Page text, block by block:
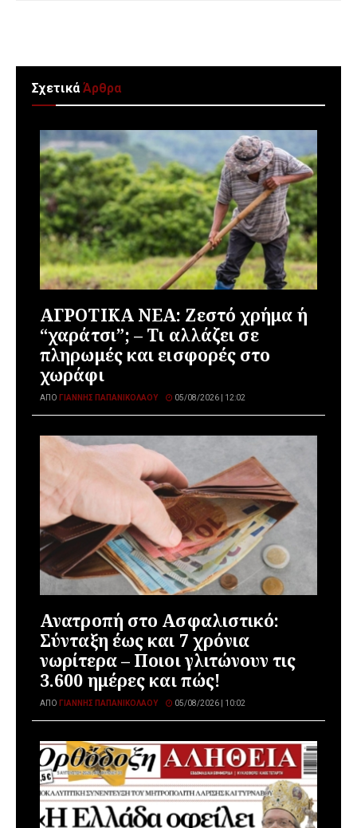
ΣχετικάΆρθρα
ΑΓΡΟΤΙΚΑ ΝΕΑ: Ζεστό χρήμα ή
“χαράτσι”; – Τι αλλάζει σε
πληρωμές και εισφορές στο
χωράφι
ΑΠΌ ΓΙΆΝΝΗΣ ΠΑΠΑΝΙΚΟΛΆΟΥ 05/08/2026 | 12:02
Ανατροπή στο Ασφαλιστικό:
Σύνταξη έως και 7 χρόνια
νωρίτερα – Ποιοι γλιτώνουν τις
3.600 ημέρες και πώς!
ΑΠΌ ΓΙΆΝΝΗΣ ΠΑΠΑΝΙΚΟΛΆΟΥ 05/08/2026 | 10:02